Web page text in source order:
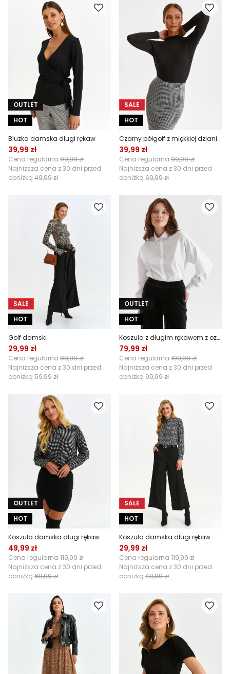
OUTLET
HOT
Bluzka damska długi rękaw
39,99 zł
Cena regularna 99,99 zł
Najniższa cena z 30 dni przed
obniżką 49,99 zł
SALE
HOT
Czarny półgolf z miękkiej dzianiny
39,99 zł
Cena regularna 99,99 zł
Najniższa cena z 30 dni przed
obniżką 69,99 zł
SALE
HOT
Golf damski
29,99 zł
Cena regularna 89,99 zł
Najniższa cena z 30 dni przed
obniżką 59,99 zł
OUTLET
HOT
Koszula z długim rękawem z ozdobnym kołnierzykiem
79,99 zł
Cena regularna 199,99 zł
Najniższa cena z 30 dni przed
obniżką 99,99 zł
OUTLET
HOT
Koszula damska długi rękaw
49,99 zł
Cena regularna 119,99 zł
Najniższa cena z 30 dni przed
obniżką 69,99 zł
SALE
HOT
Koszula damska długi rękaw
29,99 zł
Cena regularna 119,99 zł
Najniższa cena z 30 dni przed
obniżką 49,99 zł